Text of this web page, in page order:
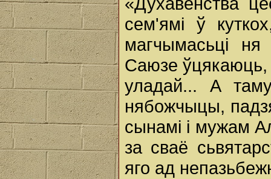
сем'ямі ў
магчымасьці
Саюзе ўцякаюць,
уладай... А
нябожчыцы,
сынамі i мужам
за сваё
яго ад